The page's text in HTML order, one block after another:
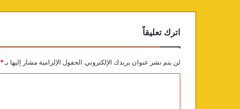
اترك تعليقاً
لن يتم نشر عنوان بريدك الإلكتروني. الحقول الإلزامية مشار إليها بـ*